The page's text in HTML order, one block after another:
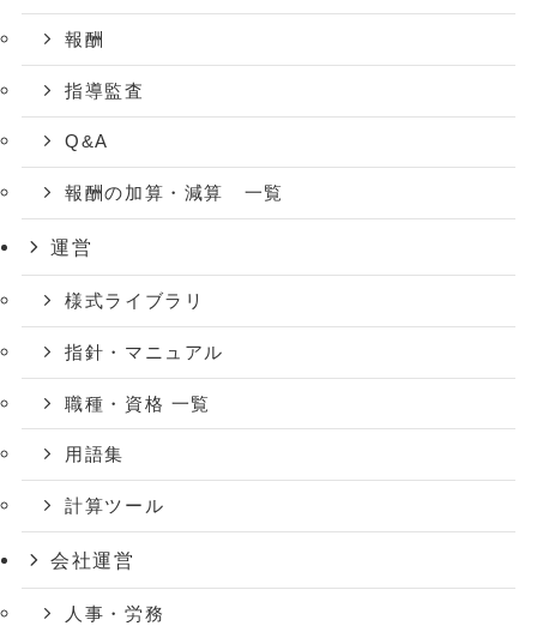
報酬
指導監査
Q&A
報酬の加算・減算 一覧
運営
様式ライブラリ
指針・マニュアル
職種・資格 一覧
用語集
計算ツール
会社運営
人事・労務